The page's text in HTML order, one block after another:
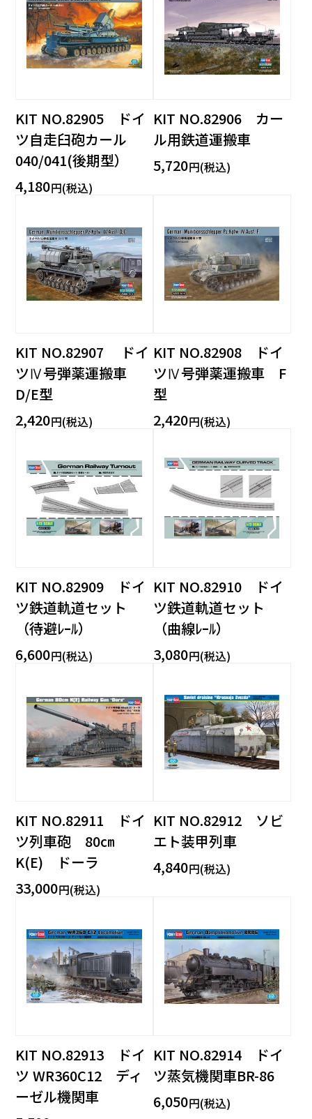
KIT NO.82905 ドイ
ツ自走臼砲カール
040/041(後期型）
4,180円(税込)
KIT NO.82906 カー
ル用鉄道運搬車
5,720円(税込)
KIT NO.82907 ドイ
ツⅣ号弾薬運搬車
D/E型
2,420円(税込)
KIT NO.82908 ドイ
ツⅣ号弾薬運搬車 F
型
2,420円(税込)
KIT NO.82909 ドイ
ツ鉄道軌道セット
（待避ﾚｰﾙ）
6,600円(税込)
KIT NO.82910 ドイ
ツ鉄道軌道セット
（曲線ﾚｰﾙ）
3,080円(税込)
KIT NO.82911 ドイ
ツ列車砲 80㎝
K(E) ドーラ
33,000円(税込)
KIT NO.82912 ソビ
エト装甲列車
4,840円(税込)
KIT NO.82913 ドイ
ツ WR360C12 ディ
ーゼル機関車
KIT NO.82914 ドイ
ツ蒸気機関車BR-86
6,050円(税込)